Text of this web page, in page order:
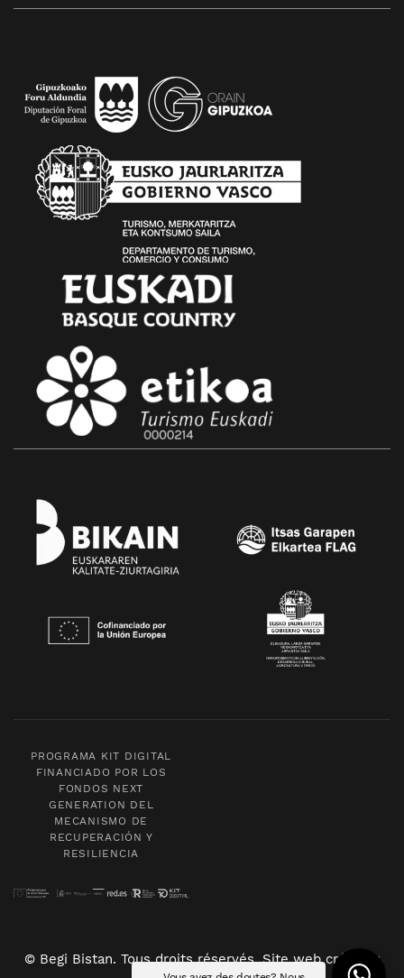
PROGRAMA KIT DIGITAL
FINANCIADO POR LOS
FONDOS NEXT
GENERATION DEL
MECANISMO DE
RECUPERACIÓN Y
RESILIENCIA
© Begi Bistan. Tous droits réservés. Site web créé par